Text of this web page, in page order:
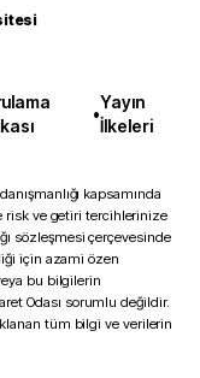
•
Yayın
İlkeleri
kapsamında
risk ve getiri tercihlerinize
sözleşmesi çerçevesinde
için azami özen
bu bilgilerin
Odası sorumlu değildir.
tüm bilgi ve verilerin